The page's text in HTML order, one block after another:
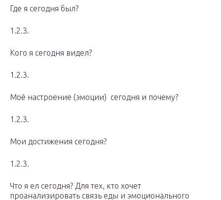
Где я сегодня был?
1.2.3.
Кого я сегодня видел?
1.2.3.
Моё настроение (эмоции) сегодня и почему?
1.2.3.
Мои достижения сегодня?
1.2.3.
Что я ел сегодня? Для тех, кто хочет
проанализировать связь еды и эмоционального